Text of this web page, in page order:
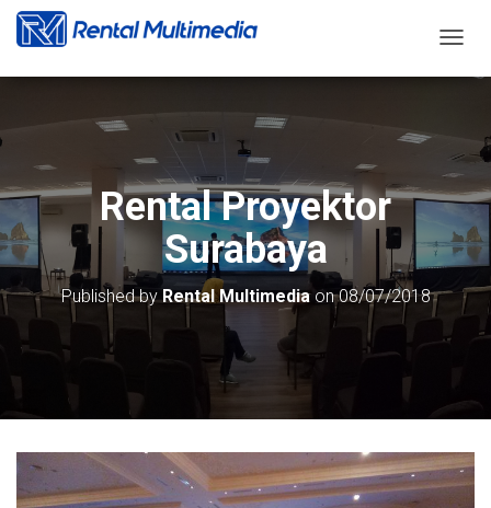
O
E
N
A
I
G
Rental Proyektor
Surabaya
Published byRental Multimediaon08/07/2018